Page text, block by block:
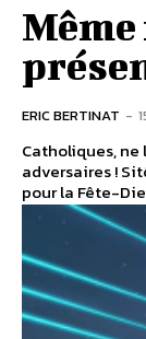
ERIC BERTINAT -
Catholiques,
adversaires !
pour la Fête-